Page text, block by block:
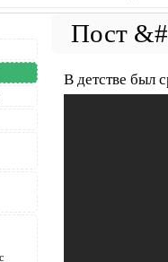
В детстве был